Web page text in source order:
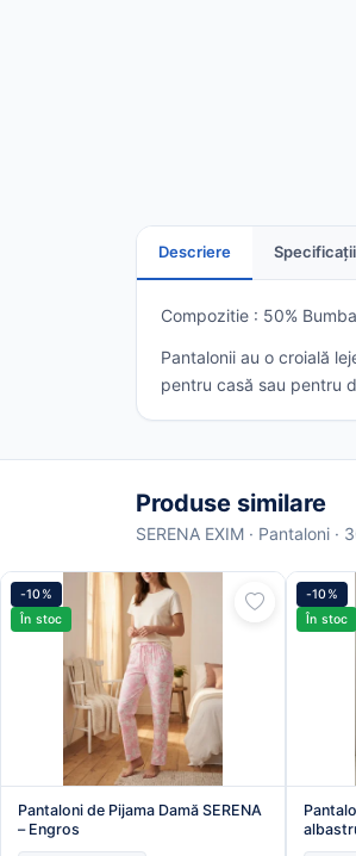
Descriere Specificații
Compozitie : 50%
Pantalonii au o croială
pentru casă sau pentru
Produse similare
SERENA EXIM · Pantaloni ·
-10%
În stoc
Pantaloni de Pijama Damă SERENA
– Engros
-10%
În stoc